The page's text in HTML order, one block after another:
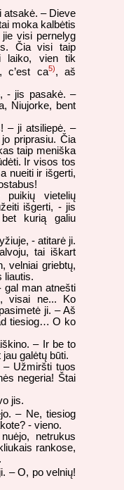
atsakė. – Dieve
moka kalbėtis
visi pernelyg
Čia visi taip
laiko, vien tik
c’est ca5), aš
- jis pasakė. –
Niujorke, bent
– ji atsiliepė. –
priprasiu. Čia
taip meniška
Ir visos tos
nueiti ir išgerti,
vietelių
išgerti, - jis
kurią galiu
- atitarė ji.
tai iškart
velniai griebtų,
liautis.
gal man atnešti
visai ne... Ko
ji. – Aš
tiesiog… O ko
– Ir be to
galėtų būti.
Užmiršti tuos
negeria! Štai
jis.
– Ne, tiesiog
- vieno.
netrukus
rankose,
– O, po velnių!